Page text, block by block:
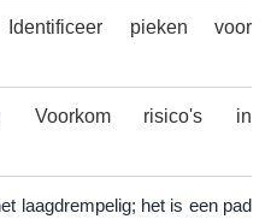
pieken voor
Voorkom risico's in
laagdrempelig; het is een pad